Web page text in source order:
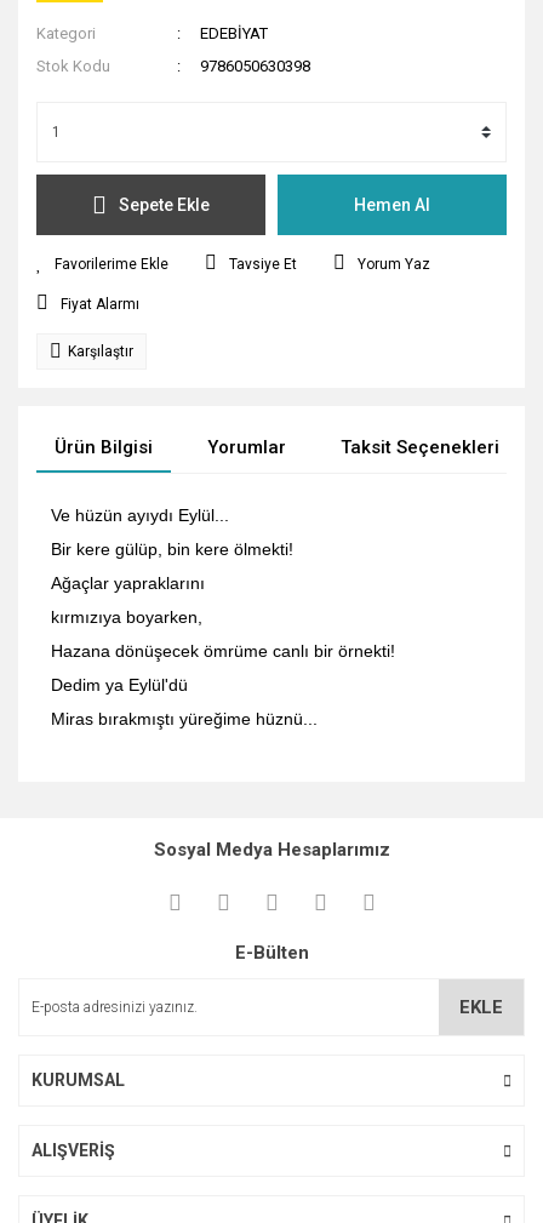
Kategori
EDEBİYAT
Stok Kodu
9786050630398
Sepete Ekle Hemen Al
Tavsiye Et Yorum Yaz
Fiyat Alarmı
Karşılaştır
Ürün Bilgisi Yorumlar Taksit Seçenekleri
Ve hüzün ayıydı Eylül...
Bir kere gülüp, bin kere ölmekti!
Ağaçlar yapraklarını
kırmızıya boyarken,
Hazana dönüşecek ömrüme canlı bir örnekti!
Dedim ya Eylül'dü
Miras bırakmıştı yüreğime hüznü...
kullanarak tarafımıza iletebilirsiniz.
Görüş ve önerileriniz için teşekkür ederiz.
Ürün açıklamasında eksik bilgiler bulunuyor.
Sosyal Medya Hesaplarımız
E-Bülten
EKLE
KURUMSAL
ALIŞVERİŞ